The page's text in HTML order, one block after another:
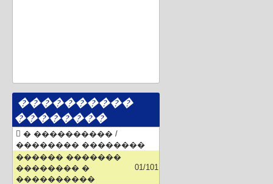
����������
��������
� ���������� /
�������� ��������
������ �������
�������� �
����������
01/101